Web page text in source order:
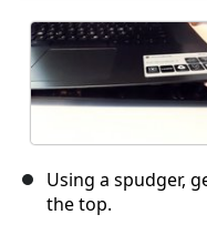
Using a spudger,
the top.